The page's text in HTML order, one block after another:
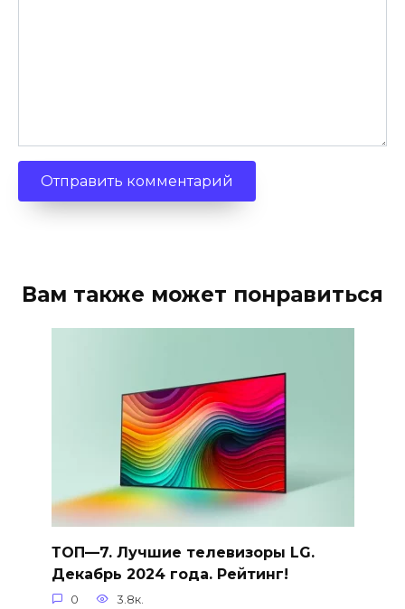
Вам также может понравиться
ТОП—7. Лучшие телевизоры LG.
Декабрь 2024 года. Рейтинг!
0 3.8к.